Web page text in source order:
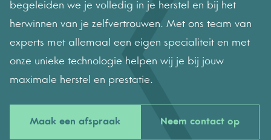
begeleiden we je volledig in je herstel en bij het
herwinnen van je zelfvertrouwen. Met ons team van
experts met allemaal een eigen specialiteit en met
onze unieke technologie helpen wij je bij jouw
maximale herstel en prestatie.
Maak een afspraak Neem contact op